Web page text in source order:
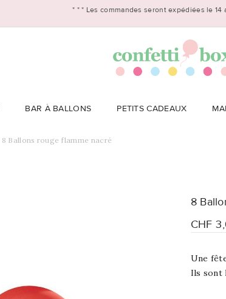
* * * Les commandes seront expédiées le 14
BAR À BALLONS PETITS CADEAUX
8 Ballons rouge flamme nacré
8
CHF
Une
Ils sont